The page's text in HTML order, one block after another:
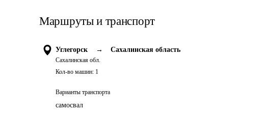
Маршруты и транспорт
Углегорск →
Сахалинская обл.
Сахалинская область
Кол-во машин: 1
Варианты транспорта
самосвал